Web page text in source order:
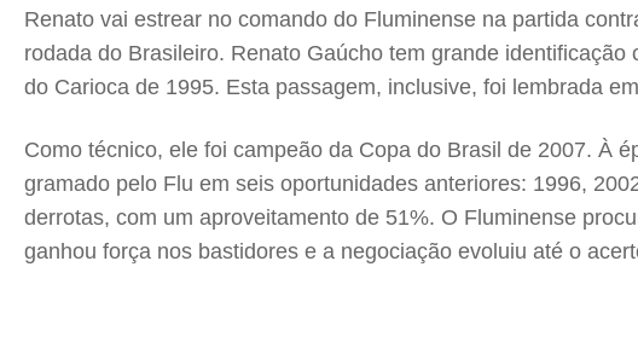
Renato vai estrear no comando do Fluminense na partida
rodada do Brasileiro. Renato Gaúcho tem grande
do Carioca de 1995. Esta passagem, inclusive, foi lembrada
Como técnico, ele foi campeão da Copa do Brasil de 2007. À
gramado pelo Flu em seis oportunidades anteriores: 1996,
derrotas, com um aproveitamento de 51%. O Fluminense
ganhou força nos bastidores e a negociação evoluiu até o